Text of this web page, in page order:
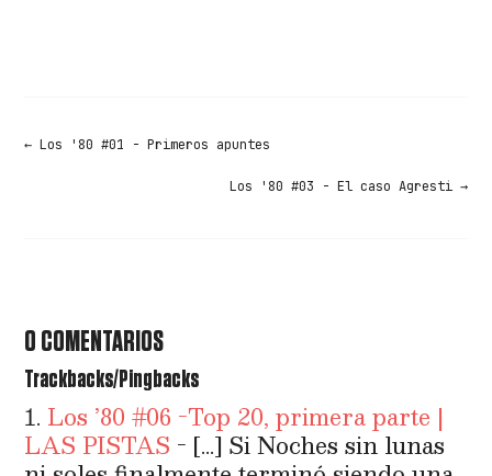
←Los '80 #01 - Primeros apuntes
Los '80 #03 - El caso Agresti→
0 COMENTARIOS
Trackbacks/Pingbacks
Los ’80 #06 -Top 20, primera parte |
LAS PISTAS - […] Si Noches sin lunas